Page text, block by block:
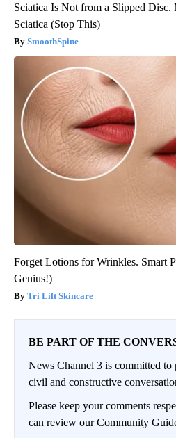
Sciatica Is Not from a Slipped Disc.
Sciatica (Stop This)
SmoothSpine
Forget Lotions for Wrinkles. Smart
Genius!)
Tri Lift Skincare
BE PART OF THE
News Channel 3 is committed
civil and constructive
Please keep your comments
can review our Community